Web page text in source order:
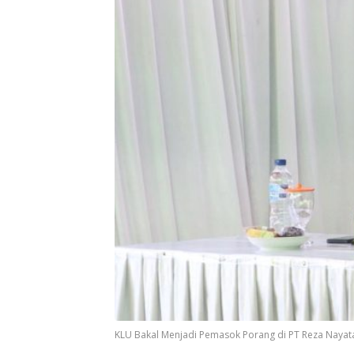
KLU Bakal Menjadi Pemasok Porang di PT Reza